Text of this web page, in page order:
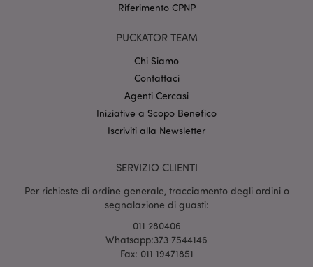
Riferimento CPNP
PUCKATOR TEAM
Chi Siamo
Contattaci
Agenti Cercasi
Iniziative a Scopo Benefico
Iscriviti alla Newsletter
SERVIZIO CLIENTI
Per richieste di ordine generale, tracciamento degli ordini o
segnalazione di guasti:
011 280406
Whatsapp:373 7544146
Fax: 011 19471851
mage-cache-sessid
l"Informativa sulla privacy di Google